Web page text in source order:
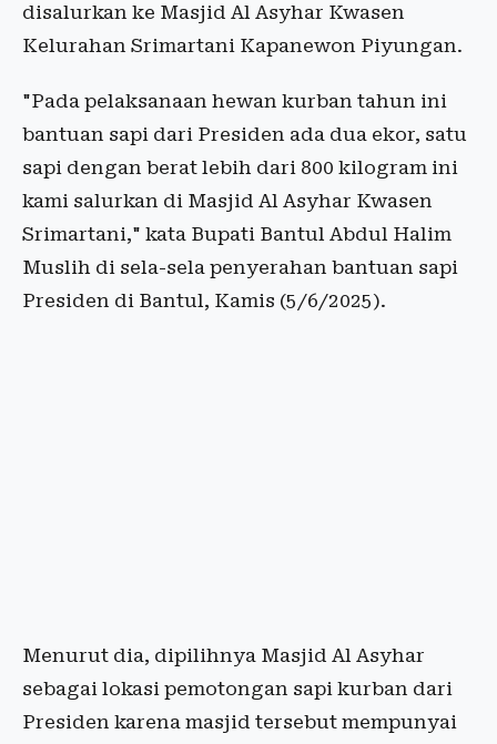
disalurkan ke Masjid Al Asyhar Kwasen
Kelurahan Srimartani Kapanewon Piyungan.
"Pada pelaksanaan hewan kurban tahun ini
bantuan sapi dari Presiden ada dua ekor, satu
sapi dengan berat lebih dari 800 kilogram ini
kami salurkan di Masjid Al Asyhar Kwasen
Srimartani," kata Bupati Bantul Abdul Halim
Muslih di sela-sela penyerahan bantuan sapi
Presiden di Bantul, Kamis (5/6/2025).
Menurut dia, dipilihnya Masjid Al Asyhar
sebagai lokasi pemotongan sapi kurban dari
Presiden karena masjid tersebut mempunyai